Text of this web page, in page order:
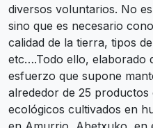
diversos voluntarios. No
sino que es necesario
calidad de la tierra, tipos
etc….Todo ello, elaborado
esfuerzo que supone
alrededor de 25 productos
ecológicos cultivados en